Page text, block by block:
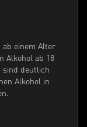
ab einem Alter
Alkohol ab 18
sind deutlich
Alkohol in